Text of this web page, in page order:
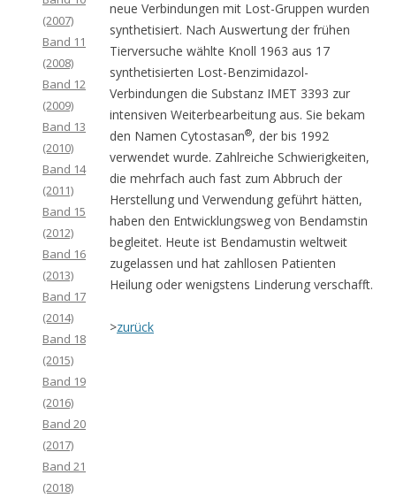
neue Verbindungen mit Lost-Gruppen wurden
synthetisiert. Nach Auswertung der frühen
Tierversuche wählte Knoll 1963 aus 17
synthetisierten Lost-Benzimidazol-
Verbindungen die Substanz IMET 3393 zur
intensiven Weiterbearbeitung aus. Sie bekam
den Namen Cytostasan®, der bis 1992
verwendet wurde. Zahlreiche Schwierigkeiten,
die mehrfach auch fast zum Abbruch der
Herstellung und Verwendung geführt hätten,
haben den Entwicklungsweg von Bendamstin
begleitet. Heute ist Bendamustin weltweit
zugelassen und hat zahllosen Patienten
Heilung oder wenigstens Linderung verschafft.
>zurück
(2007)
Band 11
(2008)
Band 12
(2009)
Band 13
(2010)
Band 14
(2011)
Band 15
(2012)
Band 16
(2013)
Band 17
(2014)
Band 18
(2015)
Band 19
(2016)
Band 20
(2017)
Band 21
(2018)